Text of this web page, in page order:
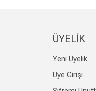
ÜYELİK
Yeni Üyelik
Üye Girişi